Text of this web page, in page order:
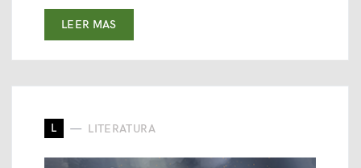
LEER MAS
L LITERATURA